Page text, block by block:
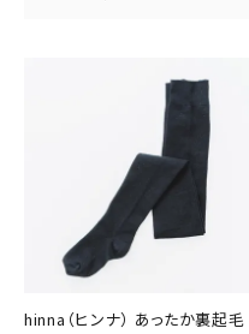
hinna（ヒンナ） あったか裏起毛